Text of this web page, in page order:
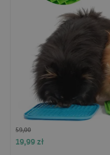
59,00
19,99zł